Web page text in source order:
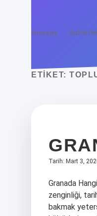
Anasayfa Gizlilik
ETIKET:
Tarih: Mart 3,
Granada
zenginliği,
bakmak